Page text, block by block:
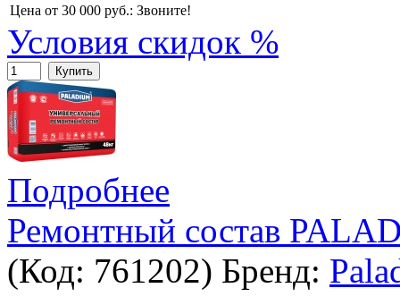
Цена от 30 000 руб.: Звоните!
Условия скидок %
Купить
Подробнее
Ремонтный состав
(Код: 761202) Бренд: